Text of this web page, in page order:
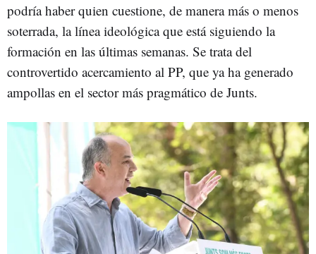
podría haber quien cuestione, de manera más o menos
soterrada, la línea ideológica que está siguiendo la
formación en las últimas semanas. Se trata del
controvertido acercamiento al PP, que ya ha generado
ampollas en el sector más pragmático de Junts.